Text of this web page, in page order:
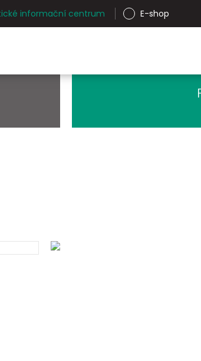
informační centrum E-shop